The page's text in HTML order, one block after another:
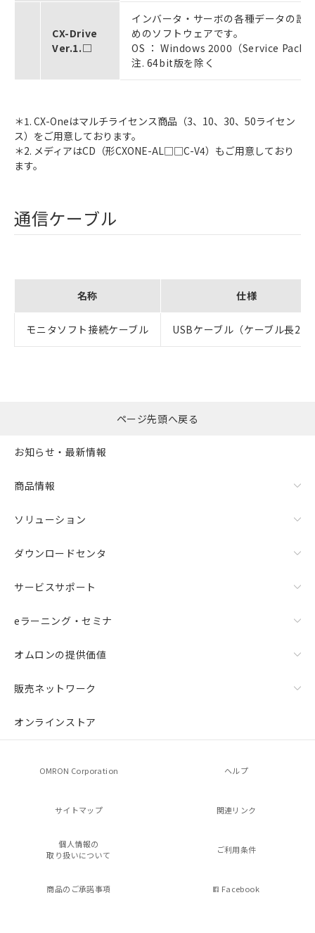
CX-Drive
Ver.1.□
インバータ・サーボの各種データの設
めのソフトウェアです。
OS ： Windows 2000（Service
注. 64bit版を除く
＊1. CX-Oneはマルチライセンス商品（3、10、30、50ライセン
ス）をご用意しております。
＊2. メディアはCD（形CXONE-AL□□C-V4）もご用意しており
ます。
通信ケーブル
名称 仕様
モニタソフト接続ケーブル USBケーブル（ケーブル長2m
ページ先頭へ戻る
お知らせ・最新情報
商品情報
ソリューション
ダウンロードセンタ
サービスサポート
eラーニング・セミナ
オムロンの提供価値
販売ネットワーク
オンラインストア
OMRON Corporation ヘルプ
サイトマップ 関連リンク
個人情報の
取り扱いについて
ご利用条件
商品のご承諾事項 Facebook